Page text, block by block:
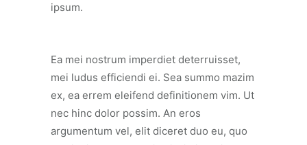
ipsum.
Ea mei nostrum imperdiet deterruisset,
mei ludus efficiendi ei. Sea summo mazim
ex, ea errem eleifend definitionem vim. Ut
nec hinc dolor possim. An eros
argumentum vel, elit diceret duo eu, quo